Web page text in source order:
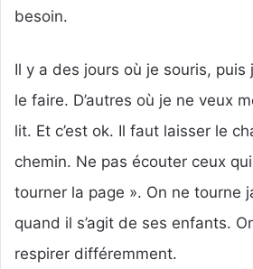
besoin.
Il y a des jours où je souris,
le faire. D’autres où je ne veux
lit. Et c’est ok. Il faut laisser le
chemin. Ne pas écouter ceux
tourner la page ». On ne tourne
quand il s’agit de ses enfants.
respirer différemment.